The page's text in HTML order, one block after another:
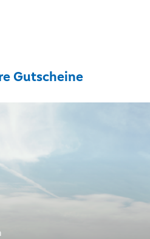
Gutscheine